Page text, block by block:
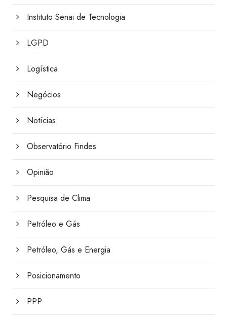
Instituto Senai de Tecnologia
LGPD
Logística
Negócios
Notícias
Observatório Findes
Opinião
Pesquisa de Clima
Petróleo e Gás
Petróleo, Gás e Energia
Posicionamento
PPP